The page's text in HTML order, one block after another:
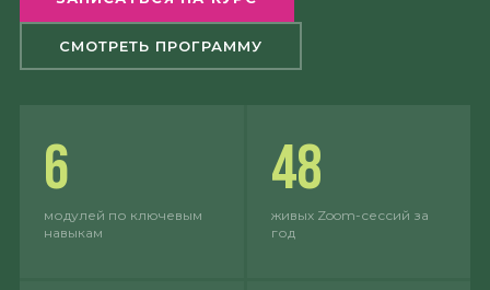
СМОТРЕТЬ ПРОГРАММУ
6
модулей по ключевым
навыкам
48
живых Zoom-сессий за
год